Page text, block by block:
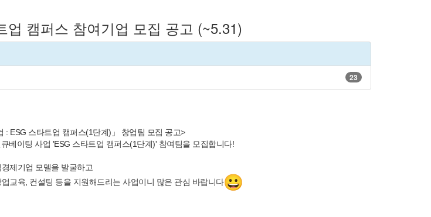
캠퍼스 참여기업 모집 공고 (~5.31)
23
ESG 스타트업 캠퍼스(1단계)」 창업팀 모집 공고>
베이팅 사업 'ESG 스타트업 캠퍼스(1단계)' 참여팀을 모집합니다!
제기업 모델을 발굴하고
업교육, 컨설팅 등을 지원해드리는 사업이니 많은 관심 바랍니다